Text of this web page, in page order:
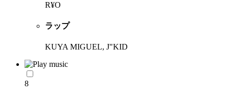
R¥O
ラップ
KUYA MIGUEL, J"KID
8